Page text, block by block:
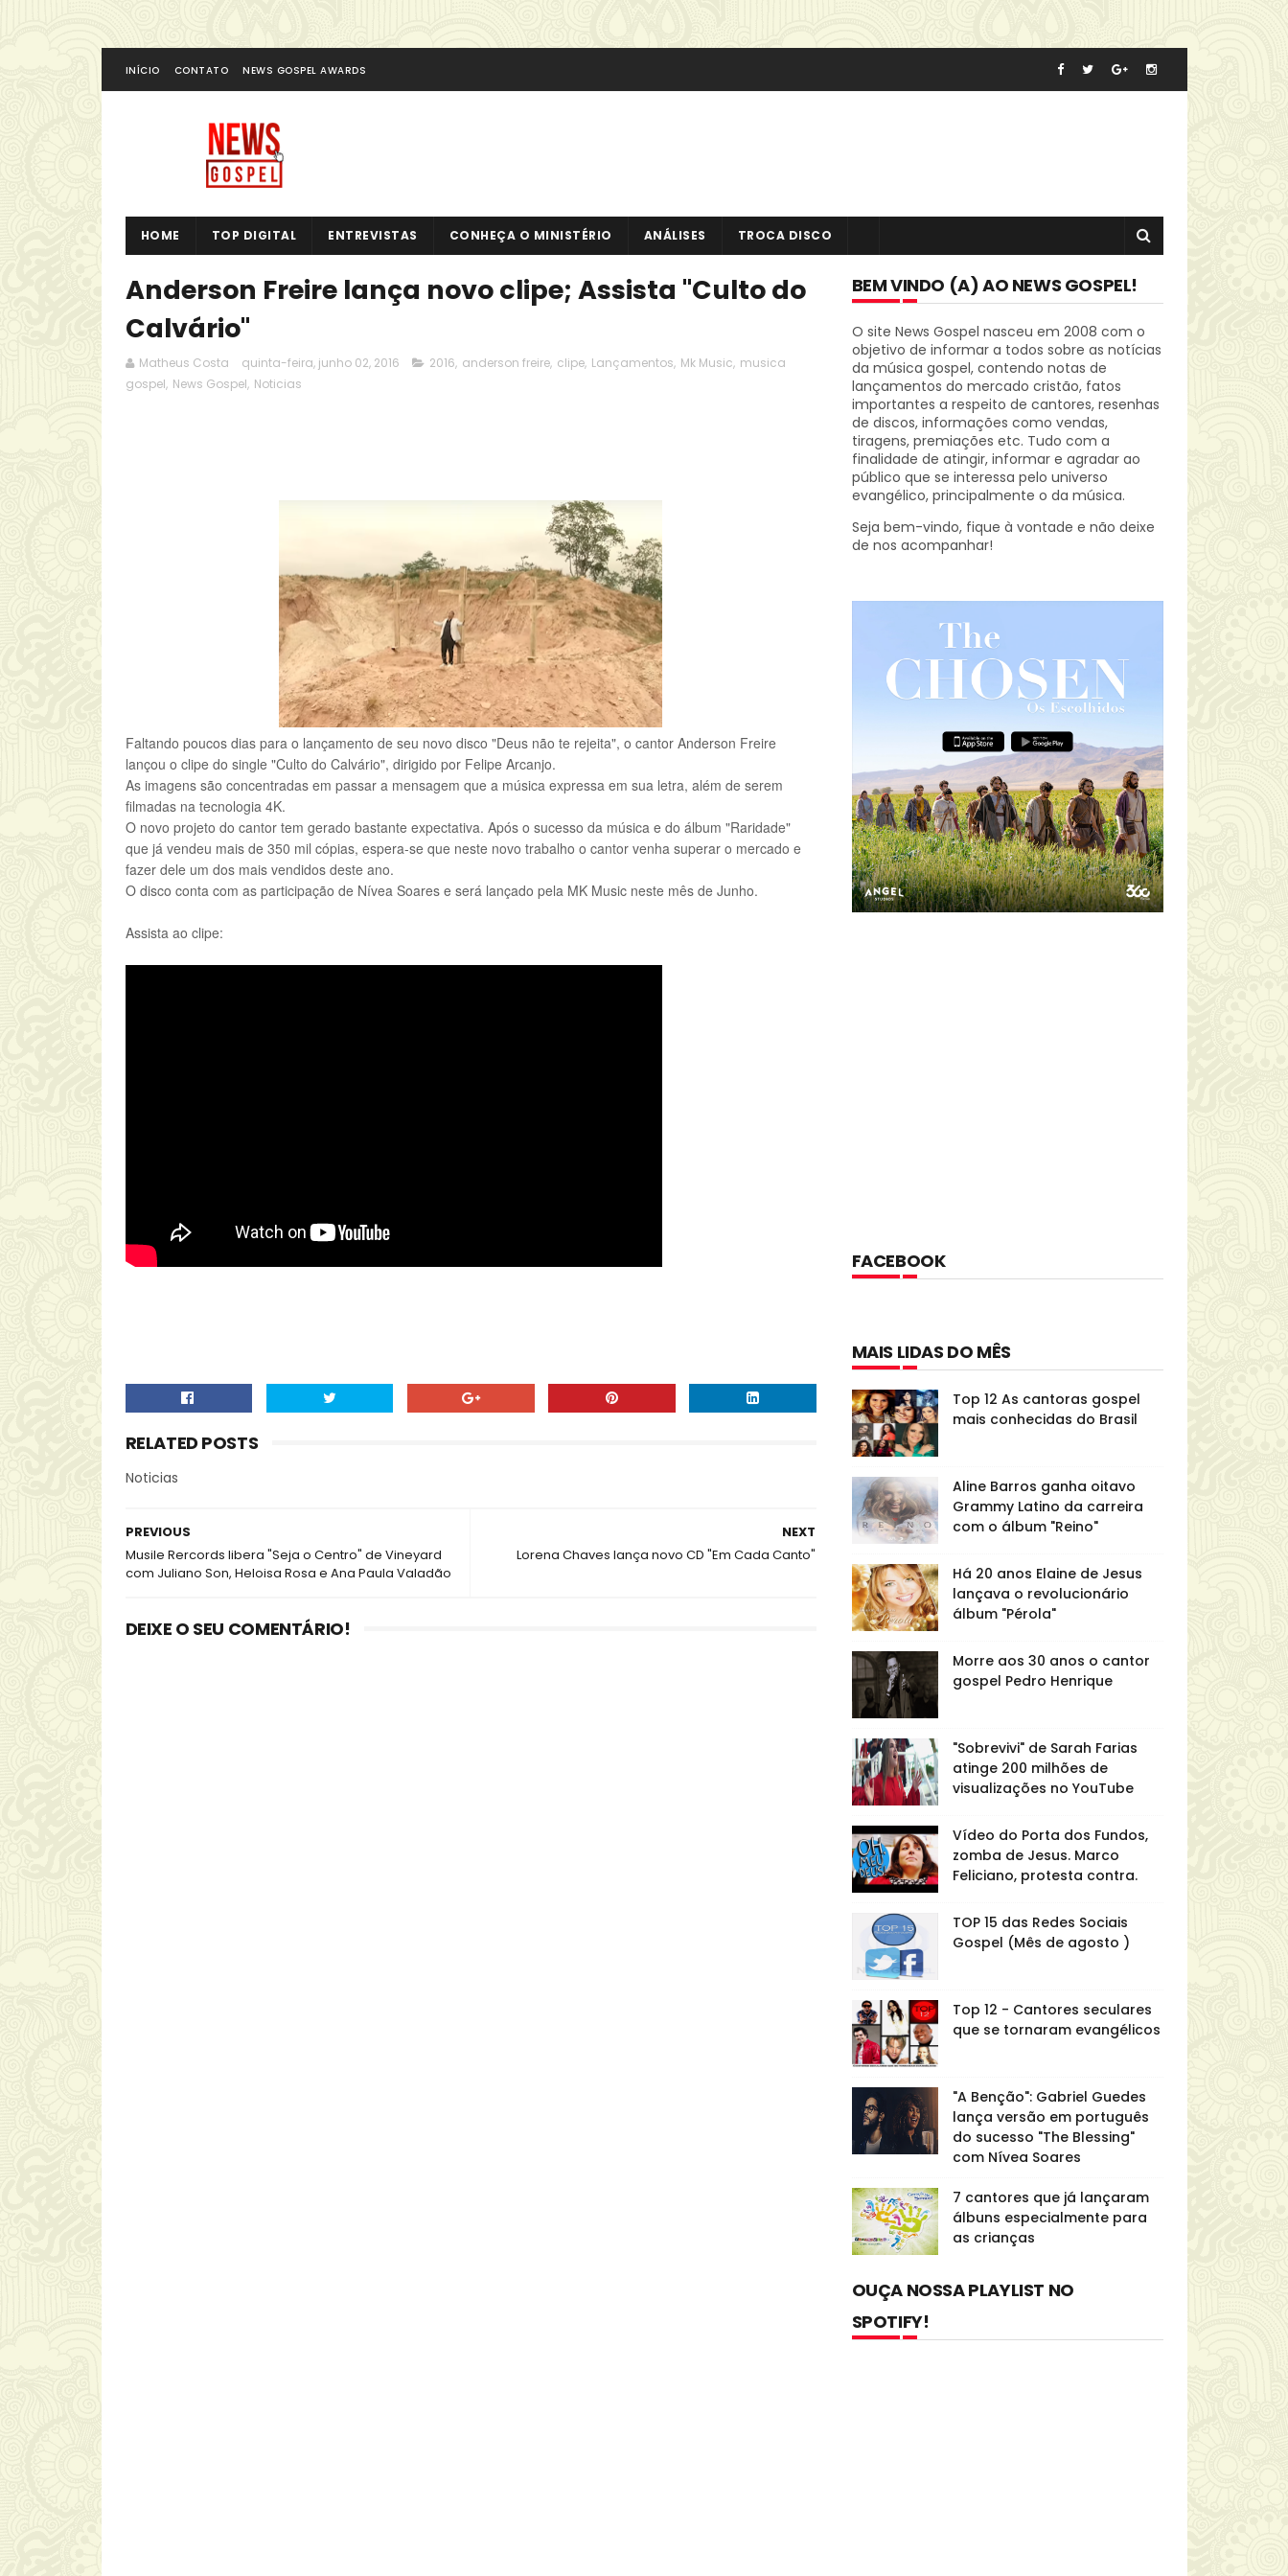
INÍCIO CONTATO NEWS GOSPEL AWARDS
HOME TOP DIGITAL ENTREVISTAS CONHEÇA O MINISTÉRIO ANÁLISES TROCA DISCO
Anderson Freire lança novo clipe; Assista "Culto do
Calvário"
Matheus Costa quinta-feira, junho 02, 2016 2016, anderson freire, clipe, Lançamentos, Mk Music, musica
gospel, News Gospel, Noticias
Faltando poucos dias para o lançamento de seu novo disco "Deus não te rejeita", o cantor Anderson Freire
lançou o clipe do single "Culto do Calvário", dirigido por Felipe Arcanjo.
As imagens são concentradas em passar a mensagem que a música expressa em sua letra, além de serem
filmadas na tecnologia 4K.
O novo projeto do cantor tem gerado bastante expectativa. Após o sucesso da música e do álbum "Raridade"
que já vendeu mais de 350 mil cópias, espera-se que neste novo trabalho o cantor venha superar o mercado e
fazer dele um dos mais vendidos deste ano.
O disco conta com as participação de Nívea Soares e será lançado pela MK Music neste mês de Junho.
Assista ao clipe:
RELATED POSTS
Noticias
NEXT
Lorena Chaves lança novo CD "Em Cada Canto"
PREVIOUS
Musile Rercords libera "Seja o Centro" de Vineyard
com Juliano Son, Heloisa Rosa e Ana Paula Valadão
DEIXE O SEU COMENTÁRIO!
BEM VINDO (A) AO NEWS GOSPEL!
O site News Gospel nasceu em 2008 com o
objetivo de informar a todos sobre as notícias
da música gospel, contendo notas de
lançamentos do mercado cristão, fatos
importantes a respeito de cantores, resenhas
de discos, informações como vendas,
tiragens, premiações etc. Tudo com a
finalidade de atingir, informar e agradar ao
público que se interessa pelo universo
evangélico, principalmente o da música.
Seja bem-vindo, fique à vontade e não deixe
de nos acompanhar!
FACEBOOK
MAIS LIDAS DO MÊS
Top 12 As cantoras gospel
mais conhecidas do Brasil
Aline Barros ganha oitavo
Grammy Latino da carreira
com o álbum "Reino"
Há 20 anos Elaine de Jesus
lançava o revolucionário
álbum "Pérola"
Morre aos 30 anos o cantor
gospel Pedro Henrique
"Sobrevivi" de Sarah Farias
atinge 200 milhões de
visualizações no YouTube
Vídeo do Porta dos Fundos,
zomba de Jesus. Marco
Feliciano, protesta contra.
TOP 15 das Redes Sociais
Gospel (Mês de agosto )
Top 12 - Cantores seculares
que se tornaram evangélicos
"A Benção": Gabriel Guedes
lança versão em português
do sucesso "The Blessing"
com Nívea Soares
7 cantores que já lançaram
álbuns especialmente para
as crianças
OUÇA NOSSA PLAYLIST NO
SPOTIFY!